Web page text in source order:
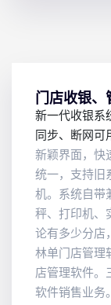
门店收银、
新一代收银系
同步、断网可
新颖界面，快
统一，支持旧
机。系统自带
秤、打印机、
论有多少分店
林单门店管理
店管理软件。
软件销售业务。